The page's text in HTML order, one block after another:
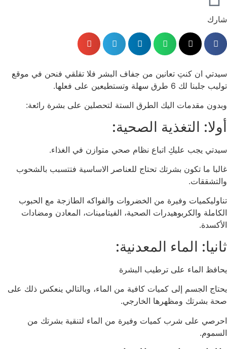
شارك
سيدتي ان كنتِ تعانين من جفاف البشر فلا تقلقي فنحن في موقع
توليب جلبنا لك 6 طرق سهلة وتستطيعين على فعلها.
وبدون مقدمات اليك الطرق الستة لتحصلين على بشرة رائعة:
أولا: التغذية الصحية:
سيدتي يجب عليكِ اتباع نظام صحي متوازن في الغذاء.
غالبا ما تكون بشرتك تحتاج للعناصر الاساسية فتتسبب بالشحوب
والتشققات.
تناوليكميات وفيرة من الخضروات والفواكه الطازجة مع الحبوب
الكاملة والكربوهيدرات الصحية، الفيتامينات، المعادن ومضادات
الأكسدة.
ثانيا: الماء المعدنية:
يحافظ الماء على ترطيب البشرة
يحتاج الجسم إلى كميات كافية من الماء، وبالتالي ينعكس ذلك على
صحة بشرتك ومظهرها الخارجي.
احرصي على شرب كميات وفيرة من الماء لتنقية بشرتك من
السموم.